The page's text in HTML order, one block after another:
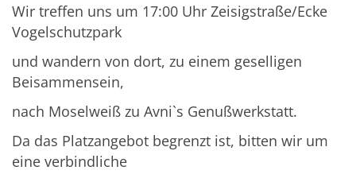
Wir treffen uns um 17:00 Uhr Zeisigstraße/Ecke
Vogelschutzpark
und wandern von dort, zu einem geselligen
Beisammensein,
nach Moselweiß zu Avni`s Genußwerkstatt.
Da das Platzangebot begrenzt ist, bitten wir um
eine verbindliche